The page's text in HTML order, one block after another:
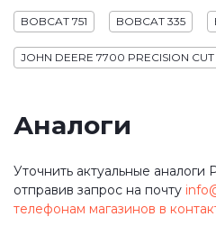
BOBCAT 751 BOBCAT 335
JOHN DEERE 7700 PRECISION CUT
Аналоги
Уточнить актуальные аналоги
отправив запрос на почту
телефонам магазинов в